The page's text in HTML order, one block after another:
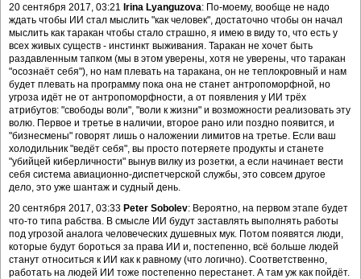
20 сентября 2017, 03:21 Irina Lyanguzova: По-моему, вообще не надо
ждать чтобы ИИ стал мыслить "как человек", достаточно чтобы он начал
мыслить как таракан чтобы стало страшно, я имею в виду то, что есть у
всех живых существ - инстинкт выживания. Таракан не хочет быть
раздавленным тапком (мы в этом уверены, хотя не уверены, что таракан
"осознаёт себя"), но нам плевать на таракана, он не теплокровный и нам
будет плевать на программу пока она не станет антропоморфной, но
угроза идёт не от антропоморфности, а от появления у ИИ трёх
атрибутов: "свободы воли", "воли к жизни" и возможности реализовать эту
волю. Первое и третье в наличии, второе рано или поздно появится, и
"бизнесмены" говорят лишь о наложении лимитов на третье. Если ваш
холодильник "ведёт себя", вы просто потеряете продукты и станете
"убийцей киберличности" вынув вилку из розетки, а если начинает вести
себя система авиационно-диспетчерской службы, это совсем другое
дело, это уже шантаж и судный день.
20 сентября 2017, 03:33 Peter Sobolev: Вероятно, на первом этапе будет
что-то типа рабства. В смысле ИИ будут заставлять выполнять работы
под угрозой аналога человеческих душевных мук. Потом появятся люди,
которые будут бороться за права ИИ и, постепенно, всё больше людей
станут относиться к ИИ как к равному (что логично). Соответственно,
работать на людей ИИ тоже постепенно перестанет. А там уж как пойдёт.